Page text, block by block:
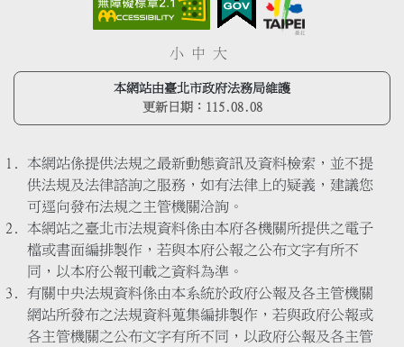
小 中 大
本網站由臺北市政府法務局維護
更新日期： 115.08.08
本網站係提供法規之最新動態資訊及資料檢索，並不提
供法規及法律諮詢之服務，如有法律上的疑義，建議您
可逕向發布法規之主管機關洽詢。
本網站之臺北市法規資料係由本府各機關所提供之電子
檔或書面編排製作，若與本府公報之公布文字有所不
同，以本府公報刊載之資料為準。
有關中央法規資料係由本系統於政府公報及各主管機關
網站所發布之法規資料蒐集編排製作，若與政府公報或
各主管機關之公布文字有所不同，以政府公報及各主管